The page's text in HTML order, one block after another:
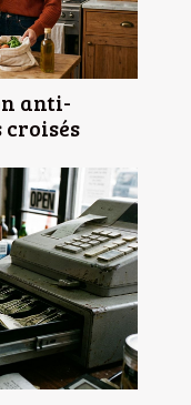
anti-
croisés